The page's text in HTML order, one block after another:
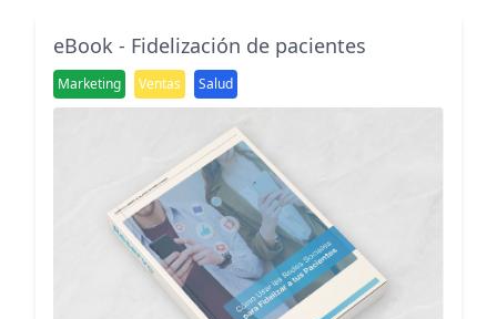
eBook - Fidelización de pacientes
Marketing Ventas Salud